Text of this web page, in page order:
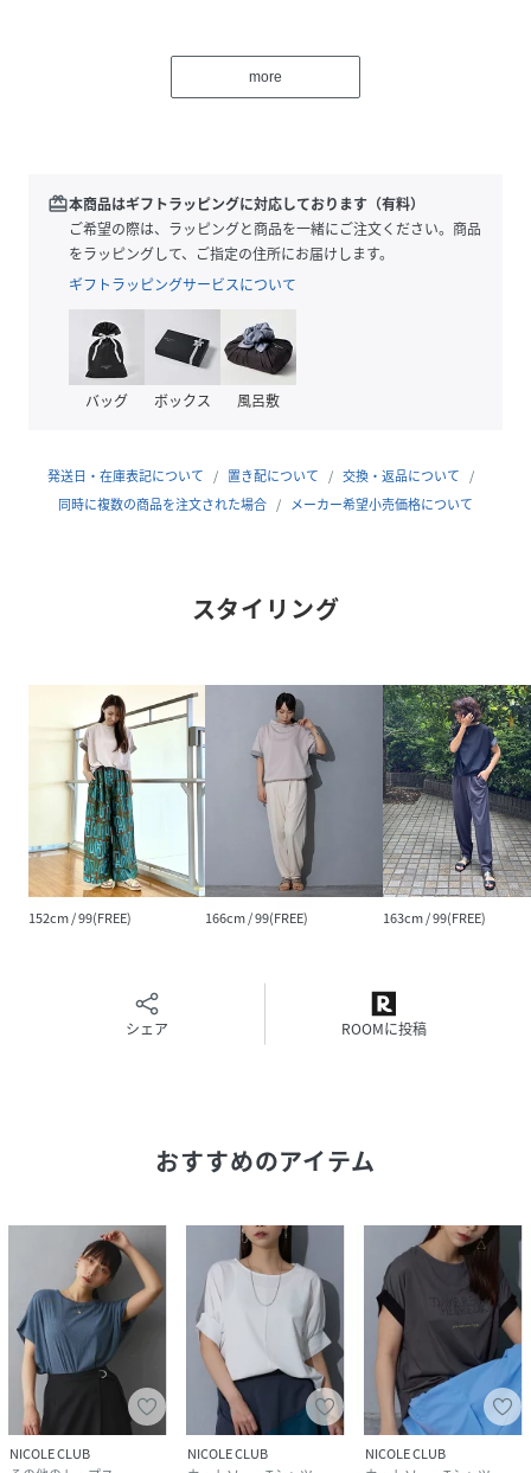
裾フロントにタックデザインを施しレイヤード風スタイルが
叶う一枚に仕上がりました。
【Styling】
前をインしているかのようなタックデザインはウエストや腰
回りをスッキリさせてくれるアイテム。
上品な印象の素材感はカジュアルにもキレイめにもあわせや
すくおすすめです。
-------------------------
■裏地：なし
■伸縮性：カットソー部分あり
-------------------------
※掲載画像の商品の色味は、撮影場所や光の当たり具合など
により色味が異なって見える場合がございます。
商品の色味は、生地アップの画像をご参照ください。
また、お客様のお使いのPC・スマートフォン等のモニター環
境などにより色味が異なって見える場合がございます。予め
ご了承の上ご注文ください。
性別タイプ レディース
本体：ポリエステル95％ ポリウレタン5％ 別
布：ポリエステル100％
手洗い・ドライ
more
redeem本商品はギフトラッピングに対応しております（有料）
ご希望の際は、ラッピングと商品を一緒にご注文ください。商品
をラッピングして、ご指定の住所にお届けします。
ギフトラッピングサービスについて
バッグ ボックス 風呂敷
発送日・在庫表記について 置き配について
交換・返品について
同時に複数の商品を注文された場合
メーカー希望小売価格について
スタイリング
152cm / 99(FREE) 166cm / 99(FREE) 163cm / 99(FREE)
シェア ROOMに投稿
おすすめのアイテム
NICOLE CLUB
NICOLE CLUB
NICOLE CLUB